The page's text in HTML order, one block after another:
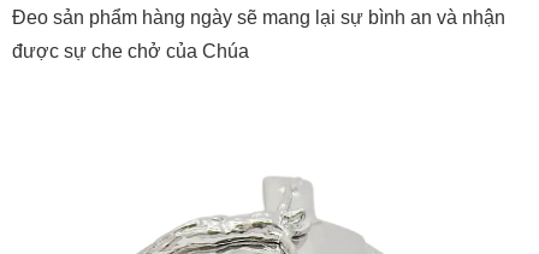
Đeo sản phẩm hàng ngày sẽ mang lại sự bình an và nhận
được sự che chở của Chúa